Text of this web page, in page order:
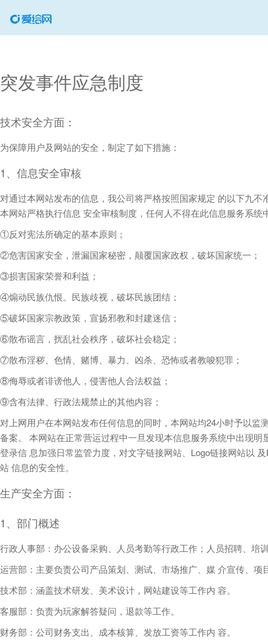
突发事件应急制度
技术安全方面：
为保障用户及网站的安全，制定了如下措施：
1、信息安全审核
对通过本网站发布的信息，我公司将严格按照国家规定 的以下九
本网站严格执行信息 安全审核制度，任何人不得在此信息服务系统
①反对宪法所确定的基本原则；
②危害国家安全，泄漏国家秘密，颠覆国家政权，破坏国家统一；
③损害国家荣誉和利益；
④煽动民族仇恨。民族歧视，破坏民族团结；
⑤破坏国家宗教政策，宣扬邪教和封建迷信；
⑥散布谣言，扰乱社会秩序，破坏社会稳定；
⑦散布淫秽、色情、赌博、暴力、凶杀、恐怖或者教唆犯罪；
⑧侮辱或者诽谤他人，侵害他人合法权益；
⑨含有法律、行政法规禁止的其他内容；
对上网用户在本网站发布任何信息的同时，本网站均24小时予以
备案。 本网站在正常营运过程中一旦发现本信息服务系统中出现
登录信 息加强日常监管力度，对文字链接网站、Logo链接网站以
站 信息的安全性。
生产安全方面：
1、部门概述
行政人事部：办公设备采购、人员考勤等行政工作；人员招聘、培
运营部：主要负责公司产品策划、测试、市场推广、媒 介宣传、项
技术部：涵盖技术研发、美术设计，网站建设等工作内 容。
客服部：负责为玩家解答疑问，退款等工作。
财务部：公司财务支出、成本核算、发放工资等工作内 容。